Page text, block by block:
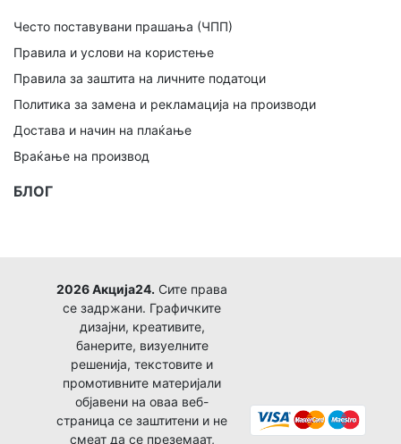
Често поставувани прашања (ЧПП)
Правила и услови на користење
Правила за заштита на личните податоци
Политика за замена и рекламација на производи
Достава и начин на плаќање
Враќање на производ
БЛОГ
2026 Акција24. Сите права
се задржани. Графичките
дизајни, креативите,
банерите, визуелните
решенија, текстовите и
промотивните материјали
објавени на оваа веб-
страница се заштитени и не
смеат да се преземаат,